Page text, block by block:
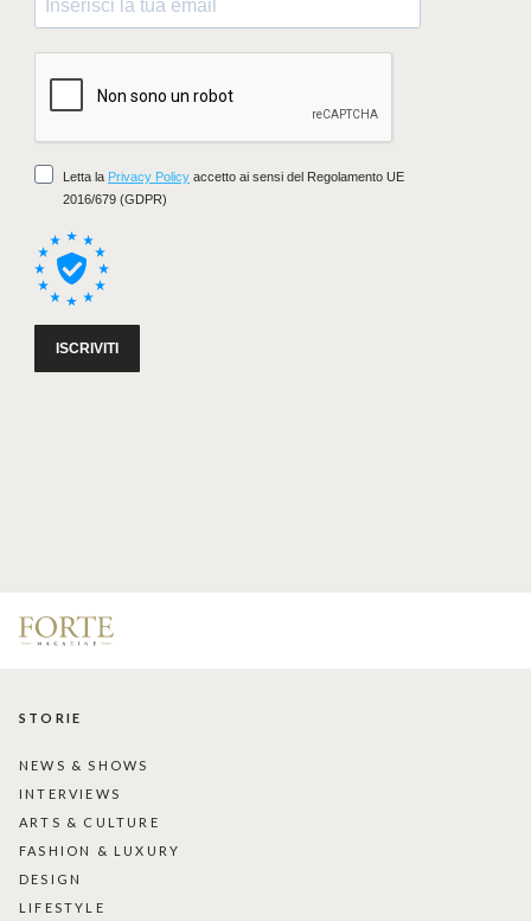
STORIE
NEWS & SHOWS
INTERVIEWS
ARTS & CULTURE
FASHION & LUXURY
DESIGN
LIFESTYLE